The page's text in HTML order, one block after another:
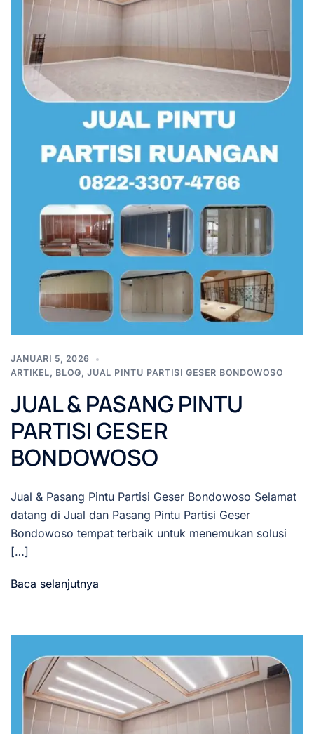
JANUARI 5, 2026
ARTIKEL, BLOG, JUAL PINTU PARTISI GESER BONDOWOSO
JUAL & PASANG PINTU
PARTISI GESER
BONDOWOSO
Jual & Pasang Pintu Partisi Geser Bondowoso Selamat
datang di Jual dan Pasang Pintu Partisi Geser
Bondowoso tempat terbaik untuk menemukan solusi
[…]
Baca selanjutnya